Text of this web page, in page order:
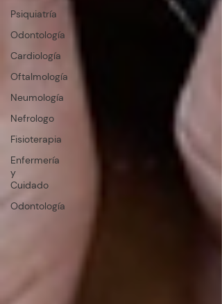
Psiquiatría
Odontología
Cardiología
Oftalmología
Neumología
Nefrologo
Fisioterapia
Enfermería
y
Cuidado
Odontología